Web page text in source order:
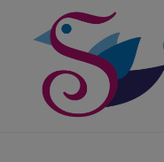
content